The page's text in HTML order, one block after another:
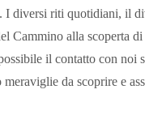
I diversi riti quotidiani, il
Cammino alla scoperta di
il contatto con noi
da scoprire e